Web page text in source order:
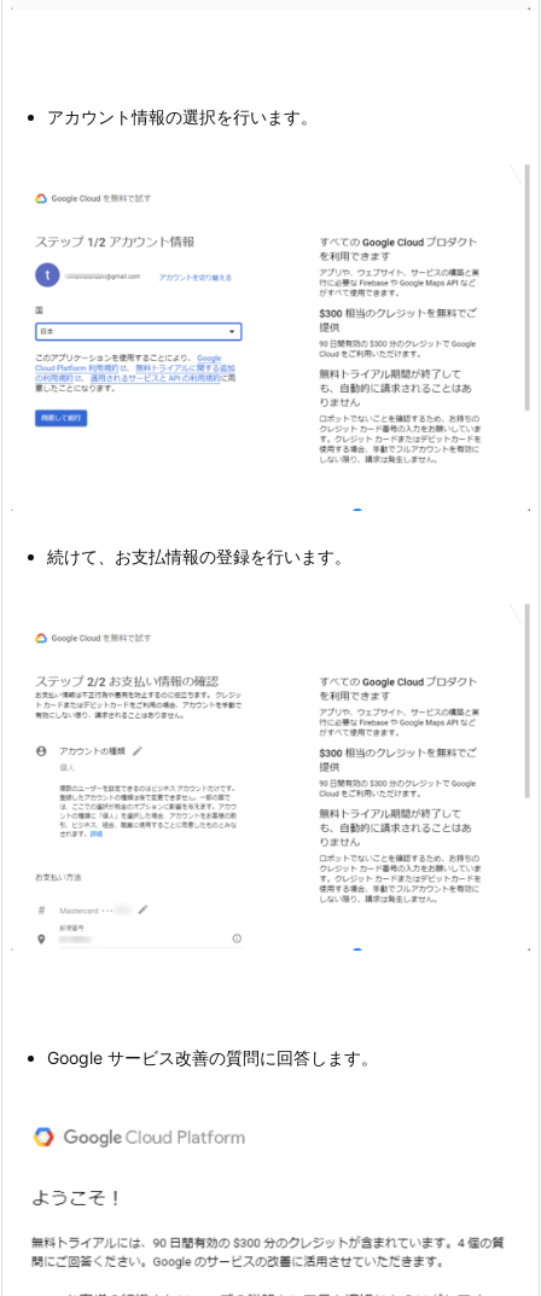
アカウント情報の選択を行います。
続けて、お支払情報の登録を行います。
Google サービス改善の質問に回答します。